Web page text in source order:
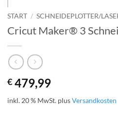
START / SCHNEIDEPLOTTER/
Cricut Maker® 3
€ 479,99
inkl. 20 % MwSt. plusVersandkosten